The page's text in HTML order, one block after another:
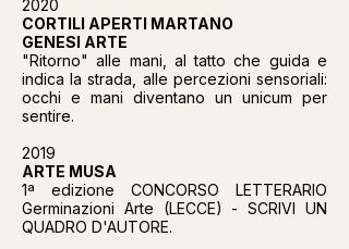
2020
CORTILI APERTI MARTANO
GENESI ARTE
"Ritorno" alle mani, al tatto che guida e
indica la strada, alle percezioni sensoriali:
occhi e mani diventano un unicum per
sentire.
2019
ARTE MUSA
1ª edizione CONCORSO LETTERARIO
Germinazioni Arte (LECCE) - SCRIVI UN
QUADRO D'AUTORE.